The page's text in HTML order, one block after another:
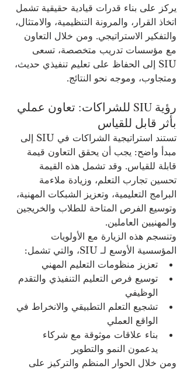
يركز على بناء قدرات قيادية حقيقية تشمل
اتخاذ القرار، والمرونة التنظيمية، والامتثال،
والتفكير الاستراتيجي. ومن خلال التعاون
مع مؤسسات تدريب متخصصة، تسعى
SIU إلى الحفاظ على تعليم تنفيذي حديث،
ومتجاوب، وموجه نحو النتائج.
رؤية SIU للشراكات: تعاون عملي
بأثر قابل للقياس
تستند استراتيجية الشراكات في SIU إلى
مبدأ واضح: يجب أن يحقق التعاون قيمة
قابلة للقياس. وقد تشمل هذه القيمة
تحسين تجارب التعلم، وزيادة ملاءمة
البرامج التعليمية، وتعزيز الشبكات المهنية،
وتوسيع الفرص المتاحة للطلاب والخريجين
والمهنيين العاملين.
وتنسجم هذه الزيارة مع الأولويات
المؤسسية الأوسع لـ SIU، والتي تشمل:
تعزيز منظومات التعليم المهني
توسيع فرص التعليم التنفيذي والتقدم
الوظيفي
تشجيع التعلم التطبيقي والانخراط في
الواقع العملي
بناء علاقات موثوقة مع شركاء
يدعمون النمو والتطوير
ومن خلال الحوار المنظم والتركيز على